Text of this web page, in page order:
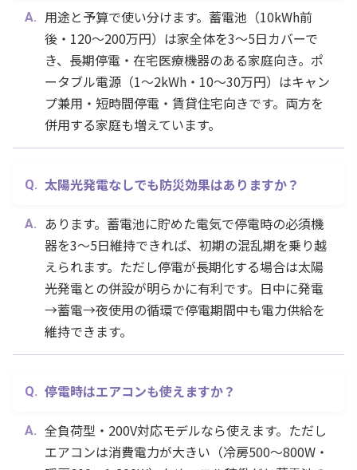
用途と予算で使い分けます。蓄電池（10kWh前
後・120〜200万円）は家全体を3〜5日カバーで
き、長期停電・在宅医療機器のある家庭向き。ポ
ータブル電源（1〜2kWh・10〜30万円）はキャン
プ兼用・短時間停電・賃貸住宅向きです。両方を
併用する家庭も増えています。
太陽光発電なしでも防災効果はありますか？
あります。蓄電池に貯めた電気で停電時の必須機
器を3〜5日維持できれば、初期の混乱期を乗り越
えられます。ただし停電が長期化する場合は太陽
光発電との併設が明らかに有利です。日中に発電
→蓄電→夜使用の循環で停電期間中も電力供給を
維持できます。
停電時はエアコンも使えますか？
全負荷型・200V対応モデルなら使えます。ただし
エアコンは消費電力が大きい（冷房500〜800W・